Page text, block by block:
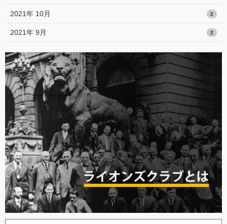
2021年 10月 2
2021年 9月 2